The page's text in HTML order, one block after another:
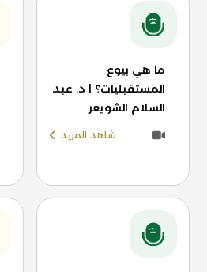
ما هي بيوع
المستقبليات؟ | د. عبد
السلام الشويعر
شاهد المزيد